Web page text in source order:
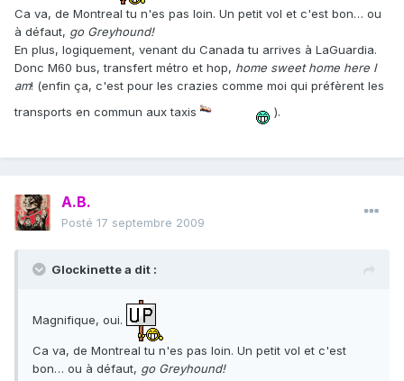
Ca va, de Montreal tu n'es pas loin. Un petit vol et c'est bon… ou
à défaut, go Greyhound!
En plus, logiquement, venant du Canada tu arrives à LaGuardia.
Donc M60 bus, transfert métro et hop, home sweet home here I
am! (enfin ça, c'est pour les crazies comme moi qui préfèrent les
transports en commun aux taxis
).
A.B.
Posté 17 septembre 2009
Glockinette a dit :
Magnifique, oui.
Ca va, de Montreal tu n'es pas loin. Un petit vol et c'est
bon… ou à défaut, go Greyhound!